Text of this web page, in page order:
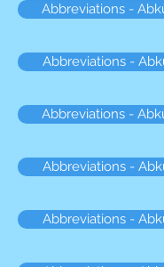
Abbreviations -
Abbreviations -
Abbreviations -
Abbreviations -
Abbreviations -